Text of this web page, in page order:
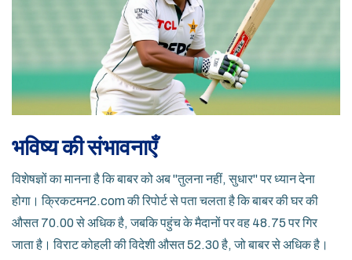
भविष्य की संभावनाएँ
विशेषज्ञों का मानना है कि बाबर को अब "तुलना नहीं, सुधार" पर ध्यान देना
होगा।क्रिकटमन2.comकी रिपोर्ट से पता चलता है कि बाबर की घर की
औसत 70.00 से अधिक है, जबकि पहुंच के मैदानों पर वह 48.75 पर गिर
जाता है। विराट कोहली की विदेशी औसत 52.30 है, जो बाबर से अधिक है।